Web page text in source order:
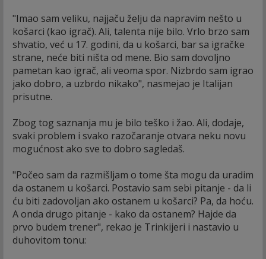
"Imao sam veliku, najjaču želju da napravim nešto u
košarci (kao igrač). Ali, talenta nije bilo. Vrlo brzo sam
shvatio, već u 17. godini, da u košarci, bar sa igračke
strane, neće biti ništa od mene. Bio sam dovoljno
pametan kao igrač, ali veoma spor. Nizbrdo sam igrao
jako dobro, a uzbrdo nikako", nasmejao je Italijan
prisutne.
Zbog tog saznanja mu je bilo teško i žao. Ali, dodaje,
svaki problem i svako razočaranje otvara neku novu
mogućnost ako sve to dobro sagledaš.
"Počeo sam da razmišljam o tome šta mogu da uradim
da ostanem u košarci. Postavio sam sebi pitanje - da li
ću biti zadovoljan ako ostanem u košarci? Pa, da hoću.
A onda drugo pitanje - kako da ostanem? Hajde da
prvo budem trener", rekao je Trinkijeri i nastavio u
duhovitom tonu: